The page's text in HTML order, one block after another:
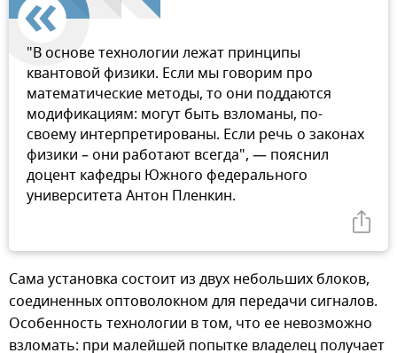
"В основе технологии лежат принципы
квантовой физики. Если мы говорим про
математические методы, то они поддаются
модификациям: могут быть взломаны, по-
своему интерпретированы. Если речь о законах
физики – они работают всегда", — пояснил
доцент кафедры Южного федерального
университета Антон Пленкин.
Сама установка состоит из двух небольших блоков,
соединенных оптоволокном для передачи сигналов.
Особенность технологии в том, что ее невозможно
взломать: при малейшей попытке владелец получает